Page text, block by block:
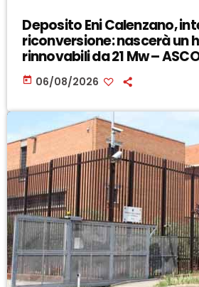
Deposito Eni Calenzano,
riconversione: nascerà un
rinnovabili da 21 Mw –
today 06/08/2026